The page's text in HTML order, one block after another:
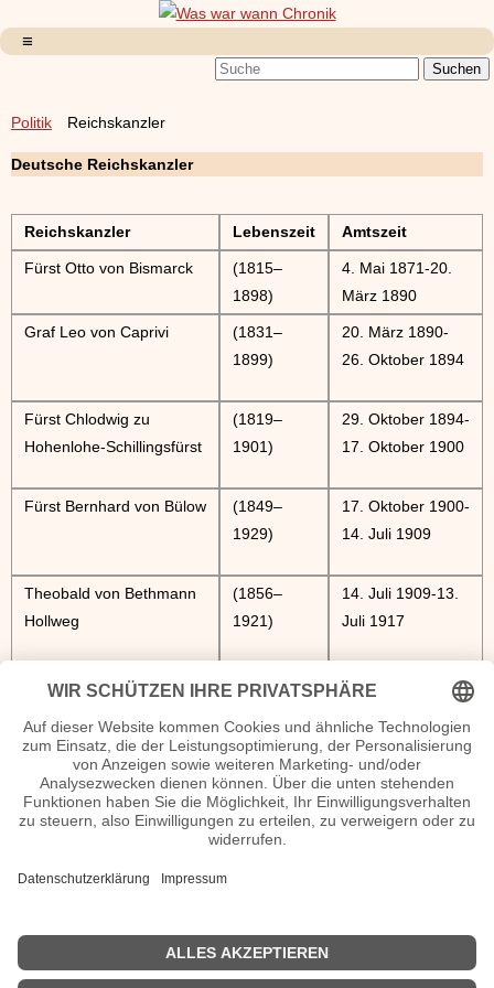
Politik Reichskanzler
Deutsche Reichskanzler
Reichskanzler Lebenszeit Amtszeit
Fürst Otto von Bismarck
(1815–
1898)
4. Mai 1871-20.
März 1890
Graf Leo von Caprivi
(1831–
1899)
20. März 1890-
26. Oktober 1894
Fürst Chlodwig zu
Hohenlohe-Schillingsfürst
(1819–
1901)
29. Oktober 1894-
17. Oktober 1900
Fürst Bernhard von Bülow
(1849–
1929)
17. Oktober 1900-
14. Juli 1909
Theobald von Bethmann
Hollweg
(1856–
1921)
14. Juli 1909-13.
Juli 1917
Georg Michaelis
(1857–
14. Juli 1917-1.
Graf Georg von Hertling
(1843–
1919)
1. November
1917-30.
September 1918